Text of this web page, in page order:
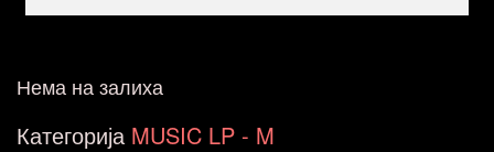
Нема на залиха
Категорија MUSIC LP - M